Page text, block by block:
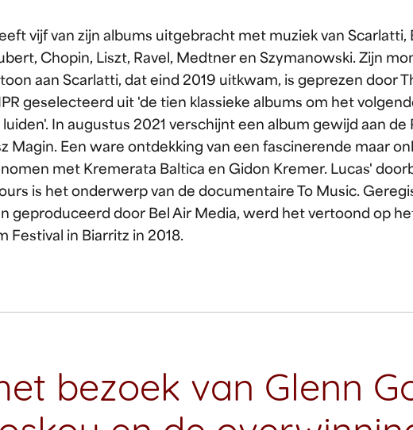
vijf van zijn albums uitgebracht met muziek van Scarlatti,
Chopin, Liszt, Ravel, Medtner en Szymanowski. Zijn
aan Scarlatti, dat eind 2019 uitkwam, is geprezen door
geselecteerd uit 'de tien klassieke albums om het
In augustus 2021 verschijnt een album gewijd aan de
Magin. Een ware ontdekking van een fascinerende maar
met Kremerata Baltica en Gidon Kremer. Lucas'
is het onderwerp van de documentaire To Music.
geproduceerd door Bel Air Media, werd het vertoond op
Festival in Biarritz in 2018.
bezoek van Glenn